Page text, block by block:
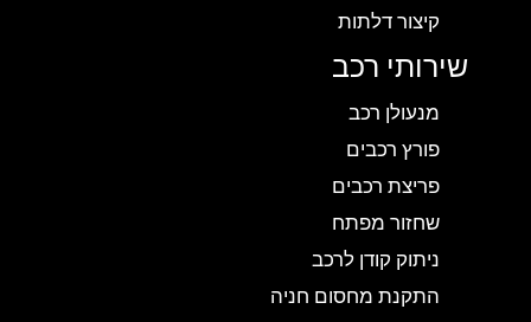
קיצור דלתות
שירותי רכב
מנעולן רכב
פורץ רכבים
פריצת רכבים
שחזור מפתח
ניתוק קודן לרכב
התקנת מחסום חניה